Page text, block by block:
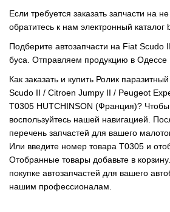
Если требуется заказать запчасти на
обратитесь к нам электронный каталог
Подберите автозапчасти на Fiat Scudo
буса. Отправляем продукцию в Одессе
Как заказать и купить Ролик
Scudo II / Citroen Jumpy II / Peugeot
T0305 HUTCHINSON (Франция)?
воспользуйтесь нашей навигацией.
перечень запчастей для вашего
Или введите номер товара T0305 и
Отобранные товары добавьте в
покупке автозапчастей для вашего
нашим профессионалам.